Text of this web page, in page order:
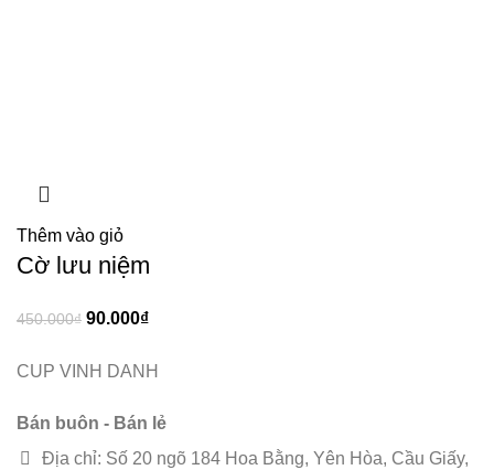
Thêm vào giỏ
Cờ lưu niệm
450.000₫ 90.000₫
CUP VINH DANH
Bán buôn - Bán lẻ
Địa chỉ: Số 20 ngõ 184 Hoa Bằng, Yên Hòa, Cầu Giấy,